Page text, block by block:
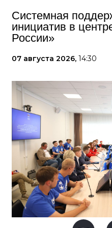
Системная
инициатив в
России»
07 августа 2026, 14:30